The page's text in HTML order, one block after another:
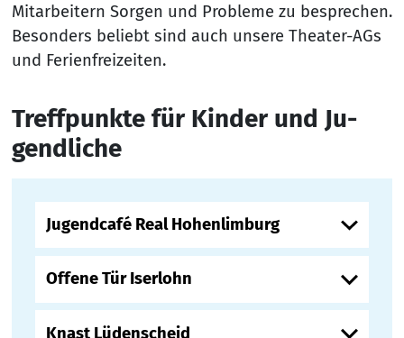
Mitarbeitern Sorgen und Probleme zu besprechen.
Besonders beliebt sind auch unsere Theater-AGs
und Ferienfreizeiten.
Treff­punk­te für Kin­der und Ju­
gend­li­che
Jugendcafé Real Hohenlimburg
Offene Tür Iserlohn
Knast Lüdenscheid